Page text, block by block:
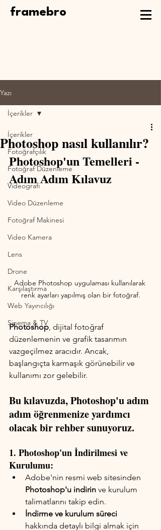
framebro
Yazı
İçerikler
Fotoğrafçılık
Fotoğraf Düzenleme
Videografi
Video Düzenleme
Fotoğraf Makinesi
Video Kamera
Lens
Drone
Karşılaştırma
Web Yayıncılığı
Sinema & TV
İçerikler
Photoshop nasıl kullanılır?
Photoshop'un Temelleri -
Adım Adım Kılavuz
Adobe Photoshop uygulaması kullanılarak
renk ayarları yapılmış olan bir fotoğraf.
Photoshop, dijital fotoğraf
düzenlemenin ve grafik tasarımın
vazgeçilmez aracıdır. Ancak,
başlangıçta karmaşık görünebilir ve
kullanımı zor gelebilir.
Bu kılavuzda, Photoshop'u adım
adım öğrenmenize yardımcı
olacak bir rehber sunuyoruz.
1. Photoshop'un İndirilmesi ve
Kurulumu:
Adobe'nin resmi web sitesinden
Photoshop'u indirin ve kurulum
talimatlarını takip edin.
İndirme ve kurulum süreci
hakkında detaylı bilgi almak için